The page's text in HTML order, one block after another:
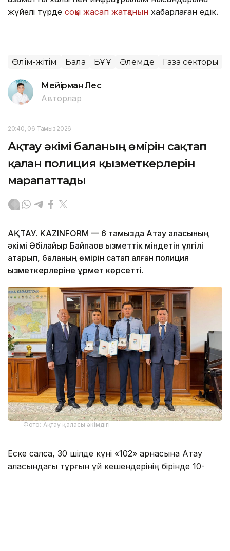
жүйелі түрде соққы жасап жатқанын хабарлаған едік.
Өлім-жітім Бала БҰҰ Әлемде Газа секторы
Мейірман Лес
Авторлар
20:40, 06 Тамыз 2026
Ақтау әкімі баланың өмірін сақтап
қалған полиция қызметкерлерін
марапаттады
АҚТАУ. KAZINFORM — 6 тамызда Ақтау қаласының
әкімі Әбілқайыр Байпақов қызметтік міндетін үлгілі
атқарып, баланың өмірін сақтап қалған полиция
қызметкерлеріне құрмет көрсетті.
Фото: Ақтау қаласы әкімдігі
Еске салсақ, 30 шілде күні «102» арнасына Ақтау
қаласындағы тұрғын үй кешендерінің бірінде 10-